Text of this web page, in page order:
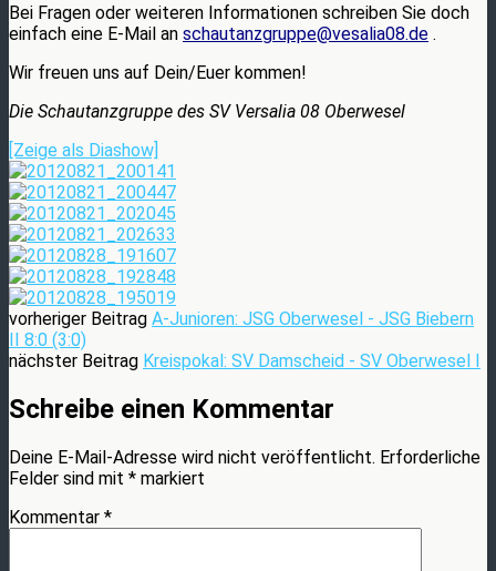
Bei Fragen oder weiteren Informationen schreiben Sie doch
einfach eine E-Mail an schautanzgruppe@vesalia08.de .
Wir freuen uns auf Dein/Euer kommen!
Die Schautanzgruppe des SV Versalia 08 Oberwesel
[Zeige als Diashow]
vorheriger Beitrag A-Junioren: JSG Oberwesel - JSG Biebern
II 8:0 (3:0)
nächster Beitrag Kreispokal: SV Damscheid - SV Oberwesel I
Schreibe einen Kommentar
Deine E-Mail-Adresse wird nicht veröffentlicht. Erforderliche
Felder sind mit * markiert
Kommentar *